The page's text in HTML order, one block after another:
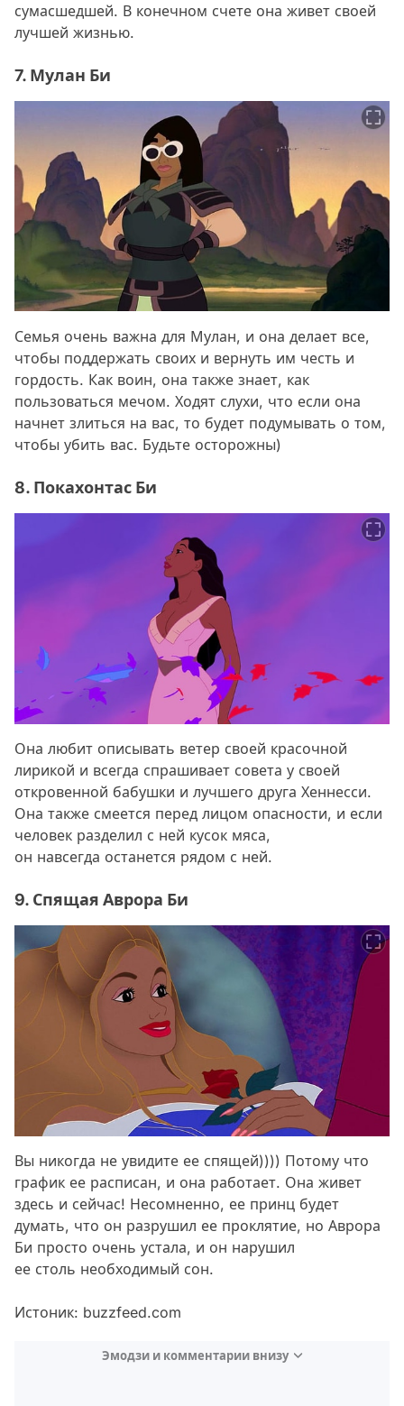
сумасшедшей. В конечном счете она живет своей
лучшей жизнью.
7. Мулан Би
Семья очень важна для Мулан, и она делает все,
чтобы поддержать своих и вернуть им честь и
гордость. Как воин, она также знает, как
пользоваться мечом. Ходят слухи, что если она
начнет злиться на вас, то будет подумывать о том,
чтобы убить вас. Будьте осторожны)
8. Покахонтас Би
Она любит описывать ветер своей красочной
лирикой и всегда спрашивает совета у своей
откровенной бабушки и лучшего друга Хеннесси.
Она также смеется перед лицом опасности, и если
человек разделил с ней кусок мяса,
он навсегда останется рядом с ней.
9. Спящая Аврора Би
Вы никогда не увидите ее спящей)))) Потому что
график ее расписан, и она работает. Она живет
здесь и сейчас! Несомненно, ее принц будет
думать, что он разрушил ее проклятие, но Аврора
Би просто очень устала, и он нарушил
ее столь необходимый сон.
Истоник: buzzfeed.com
Эмодзи и комментарии внизу